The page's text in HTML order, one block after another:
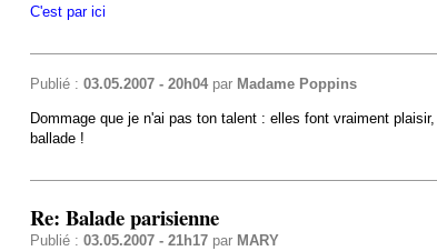
C'est par ici
Publié : 03.05.2007 - 20h04par Madame Poppins
Dommage que je n'ai pas ton talent : elles font vraiment
ballade !
Re: Balade parisienne
Publié : 03.05.2007 - 21h17par MARY